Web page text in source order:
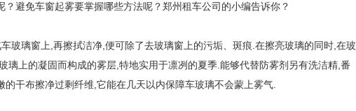
避免车窗起雾要掌握哪些方法呢？郑州租车公司的小编告诉你？
璃窗上,再擦拭洁净,便可除了去玻璃窗上的污垢、斑痕.在擦亮玻璃的同时,在玻
璃上的凝固而构成的雾层,特地实用于凛冽的夏季.能够代替防雾剂另有洗洁精,番
干布擦净过剩纤维,它能在几天以内保障车玻璃不会蒙上雾气.